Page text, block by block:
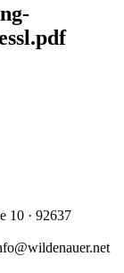
10 · 92637